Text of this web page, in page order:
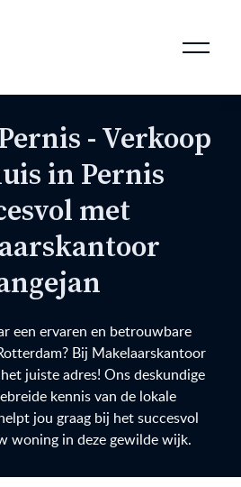
- Verkoop
in Pernis
met
een ervaren en betrouwbare
Bij Makelaarskantoor
juiste adres! Ons deskundige
kennis van de lokale
jou graag bij het succesvol
woning in deze gewilde wijk.